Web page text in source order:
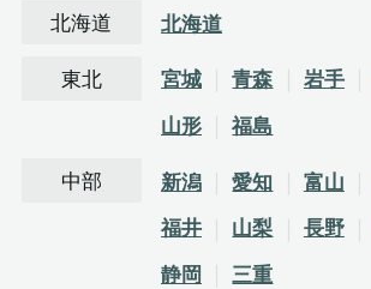
北海道 北海道
東北 宮城 青森 岩手
山形
福島
中部 新潟 愛知 富山
福井
山梨 長野
静岡
三重